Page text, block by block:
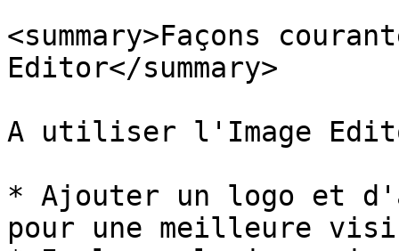
<summary>Façons
Editor</summary>
A utiliser l'Image
* Ajouter un logo et
pour une meilleure